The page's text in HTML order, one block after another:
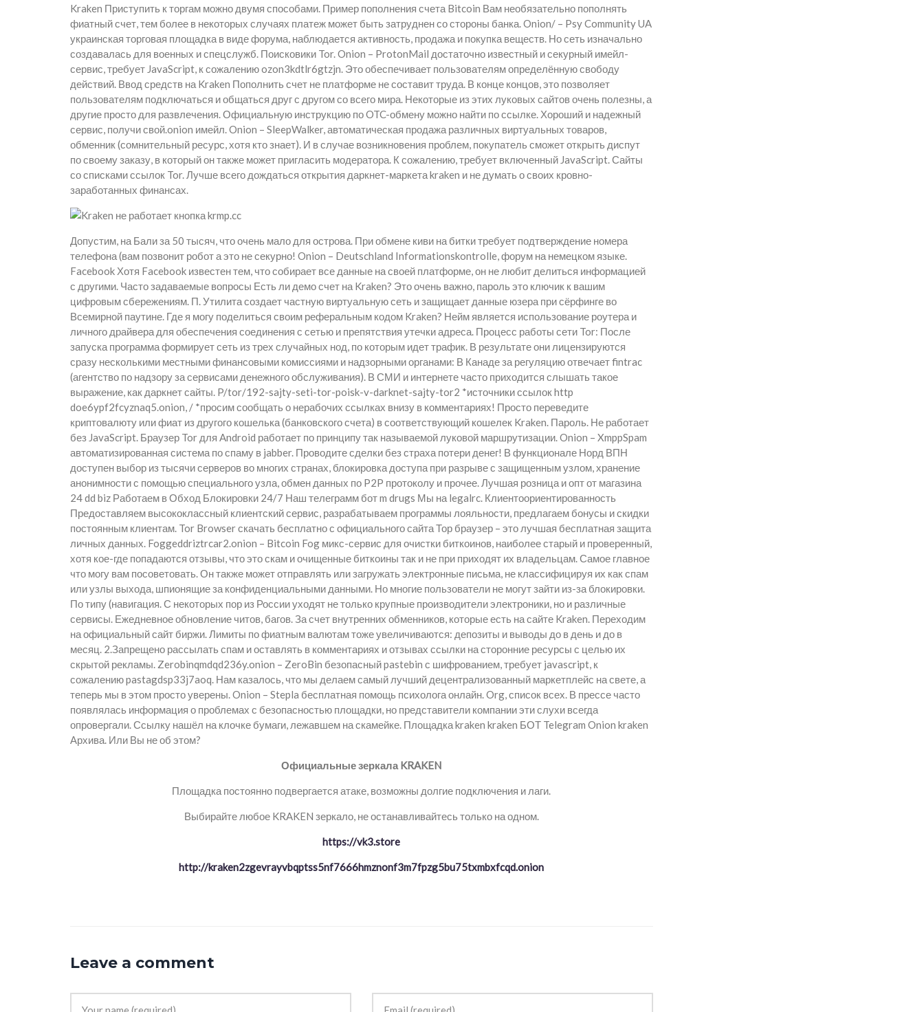
Kraken Приступить к торгам можно двумя способами. Пример пополнения счета Bitcoin Вам необязательно пополнять
фиатный счет, тем более в некоторых случаях платеж может быть затруднен со стороны банка. Onion/ – Psy Community UA
украинская торговая площадка в виде форума, наблюдается активность, продажа и покупка веществ. Но сеть изначально
создавалась для военных и спецслужб. Поисковики Tor. Onion – ProtonMail достаточно известный и секурный имейл-
сервис, требует JavaScript, к сожалению ozon3kdtlr6gtzjn. Это обеспечивает пользователям определённую свободу
действий. Ввод средств на Kraken Пополнить счет не платформе не составит труда. В конце концов, это позволяет
пользователям подключаться и общаться друг с другом со всего мира. Некоторые из этих луковых сайтов очень полезны, а
другие просто для развлечения. Официальную инструкцию по OTC-обмену можно найти по ссылке. Хороший и надежный
сервис, получи свой.onion имейл. Onion – SleepWalker, автоматическая продажа различных виртуальных товаров,
обменник (сомнительный ресурс, хотя кто знает). И в случае возникновения проблем, покупатель сможет открыть диспут
по своему заказу, в который он также может пригласить модератора. К сожалению, требует включенный JavaScript. Сайты
со списками ссылок Tor. Лучше всего дождаться открытия даркнет-маркета kraken и не думать о своих кровно-
заработанных финансах.
Допустим, на Бали за 50 тысяч, что очень мало для острова. При обмене киви на битки требует подтверждение номера
телефона (вам позвонит робот а это не секурно! Onion – Deutschland Informationskontrolle, форум на немецком языке.
Facebook Хотя Facebook известен тем, что собирает все данные на своей платформе, он не любит делиться информацией
с другими. Часто задаваемые вопросы Есть ли демо счет на Kraken? Это очень важно, пароль это ключик к вашим
цифровым сбережениям. П. Утилита создает частную виртуальную сеть и защищает данные юзера при сёрфинге во
Всемирной паутине. Где я могу поделиться своим реферальным кодом Kraken? Нейм является использование роутера и
личного драйвера для обеспечения соединения с сетью и препятствия утечки адреса. Процесс работы сети Tor: После
запуска программа формирует сеть из трех случайных нод, по которым идет трафик. В результате они лицензируются
сразу несколькими местными финансовыми комиссиями и надзорными органами: В Канаде за регуляцию отвечает fintrac
(агентство по надзору за сервисами денежного обслуживания). В СМИ и интернете часто приходится слышать такое
выражение, как даркнет сайты. P/tor/192-sajty-seti-tor-poisk-v-darknet-sajty-tor2 *источники ссылок http
doe6ypf2fcyznaq5.onion, / *просим сообщать о нерабочих ссылках внизу в комментариях! Просто переведите
криптовалюту или фиат из другого кошелька (банковского счета) в соответствующий кошелек Kraken. Пароль. Не работает
без JavaScript. Браузер Tor для Android работает по принципу так называемой луковой маршрутизации. Onion – XmppSpam
автоматизированная система по спаму в jabber. Проводите сделки без страха потери денег! В функционале Норд ВПН
доступен выбор из тысячи серверов во многих странах, блокировка доступа при разрыве с защищенным узлом, хранение
анонимности с помощью специального узла, обмен данных по P2P протоколу и прочее. Лучшая розница и опт от магазина
24 dd biz Работаем в Обход Блокировки 24/7 Наш телеграмм бот m drugs Мы на legalrc. Клиентоориентированность
Предоставляем высококлассный клиентский сервис, разрабатываем программы лояльности, предлагаем бонусы и скидки
постоянным клиентам. Tor Browser скачать бесплатно с официального сайта Тор браузер – это лучшая бесплатная защита
личных данных. Foggeddriztrcar2.onion – Bitcoin Fog микс-сервис для очистки биткоинов, наиболее старый и проверенный,
хотя кое-где попадаются отзывы, что это скам и очищенные биткоины так и не при приходят их владельцам. Самое главное
что могу вам посоветовать. Он также может отправлять или загружать электронные письма, не классифицируя их как спам
или узлы выхода, шпионящие за конфиденциальными данными. Но многие пользователи не могут зайти из-за блокировки.
По типу (навигация. С некоторых пор из России уходят не только крупные производители электроники, но и различные
сервисы. Ежедневное обновление читов, багов. За счет внутренних обменников, которые есть на сайте Kraken. Переходим
на официальный сайт биржи. Лимиты по фиатным валютам тоже увеличиваются: депозиты и выводы до в день и до в
месяц. 2.Запрещено рассылать спам и оставлять в комментариях и отзывах ссылки на сторонние ресурсы с целью их
скрытой рекламы. Zerobinqmdqd236y.onion – ZeroBin безопасный pastebin с шифрованием, требует javascript, к
сожалению pastagdsp33j7aoq. Нам казалось, что мы делаем самый лучший децентрализованный маркетплейс на свете, а
теперь мы в этом просто уверены. Onion – Stepla бесплатная помощь психолога онлайн. Org, список всех. В прессе часто
появлялась информация о проблемах с безопасностью площадки, но представители компании эти слухи всегда
опровергали. Ссылку нашёл на клочке бумаги, лежавшем на скамейке. Площадка kraken kraken БОТ Telegram Onion kraken
Архива. Или Вы не об этом?
Официальные зеркала KRAKEN
Площадка постоянно подвергается атаке, возможны долгие подключения и лаги.
Выбирайте любое KRAKEN зеркало, не останавливайтесь только на одном.
https://vk3.store
http://kraken2zgevrayvbqptss5nf7666hmznonf3m7fpzg5bu75txmbxfcqd.onion
Leave a comment